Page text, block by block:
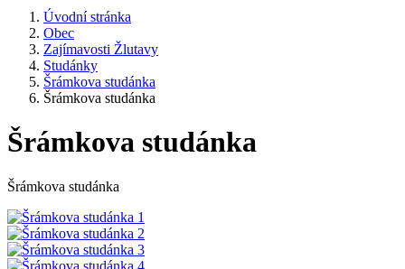
Úvodní stránka
Obec
Zajímavosti Žlutavy
Studánky
Šrámkova studánka
Šrámkova studánka
Šrámkova studánka
Šrámkova studánka